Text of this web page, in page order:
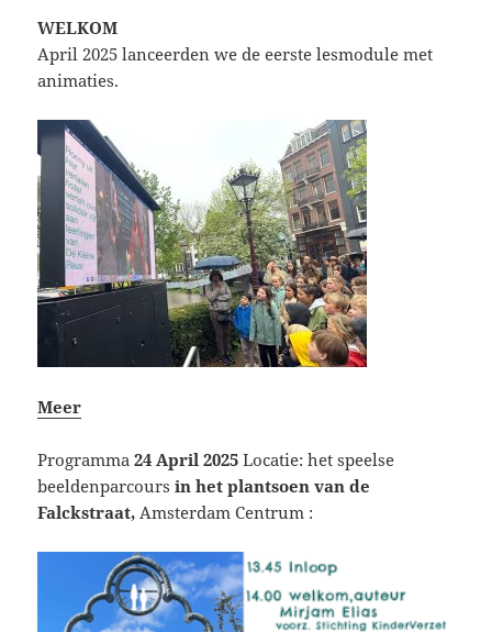
WELKOM
April 2025 lanceerden we de eerste lesmodule met
animaties.
Meer
Programma24 April 2025Locatie: het speelse
beeldenparcoursin het plantsoen van de
Falckstraat, Amsterdam Centrum :